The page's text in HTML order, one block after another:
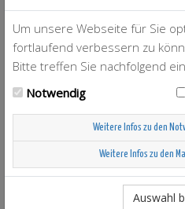
T-Berry
Scandinavian Sunshine
Um unsere Webseite für Sie
fortlaufend verbessern zu
Bitte treffen Sie nachfolgend
Notwendig
Weitere Infos zu den
Weitere Infos zu den
Auswahl